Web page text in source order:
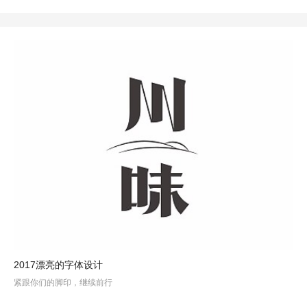
2017漂亮的字体设计
紧跟你们的脚印，继续前行